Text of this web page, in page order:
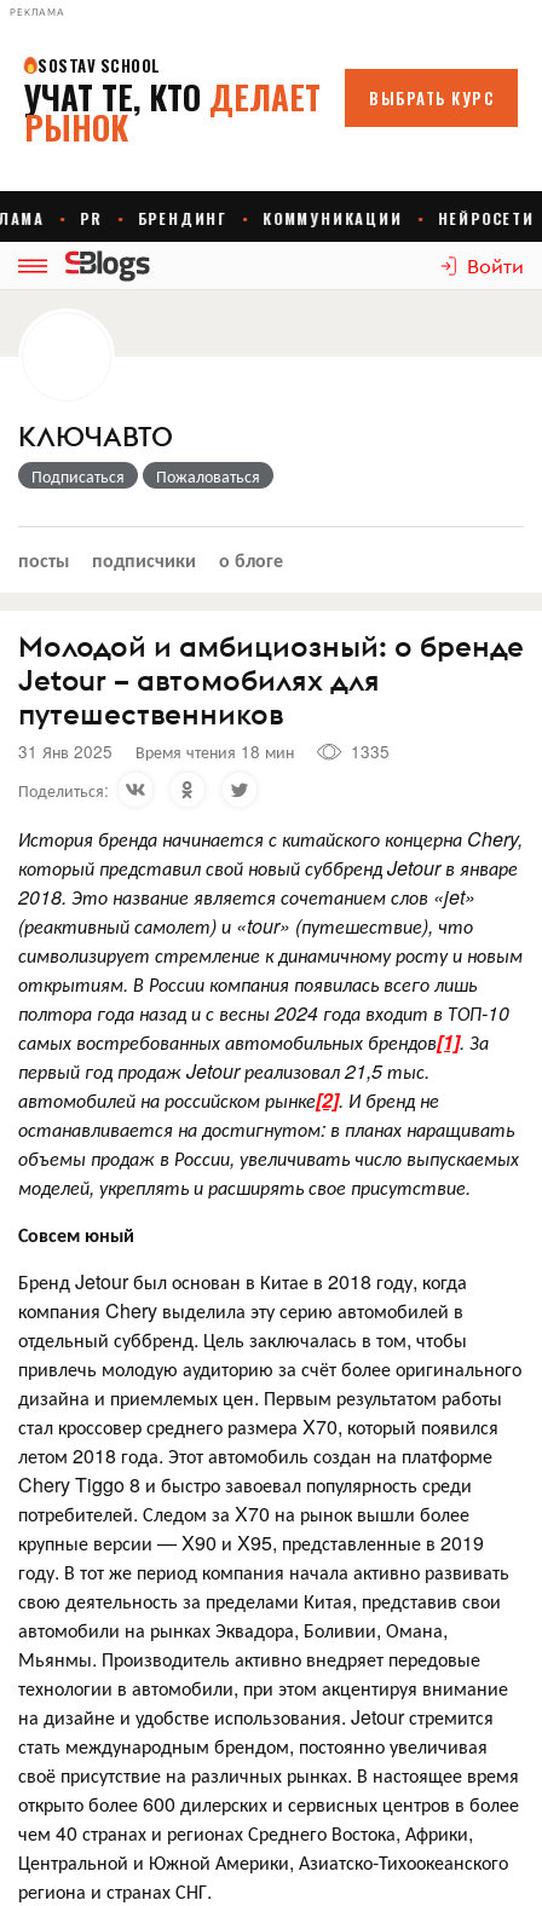
РЕКЛАМА
Войти
КЛЮЧАВТО
Подписаться Пожаловаться
посты подписчики о блоге
Молодой и амбициозный: о бренде
Jetour – автомобилях для
путешественников
31 Янв 2025 Время чтения 18 мин
1335
Поделиться:
История бренда начинается с китайского концерна Chery,
который представил свой новый суббрендJetour в январе
2018. Это название является сочетанием слов «jet»
(реактивный самолет) и «tour» (путешествие), что
символизирует стремление к динамичному росту и новым
открытиям. В России компания появилась всего лишь
полтора года назад и с весны 2024 года входит в ТОП-10
самых востребованных автомобильных брендов[1]. За
первый год продажJetourреализовал 21,5 тыс.
автомобилей на российском рынке[2]. И бренд не
останавливается на достигнутом: в планах наращивать
объемы продаж в России, увеличивать число выпускаемых
моделей, укреплять и расширять свое присутствие.
Совсем юный
Бренд Jetour был основан в Китае в 2018 году, когда
компания Chery выделила эту серию автомобилей в
отдельный суббренд. Цель заключалась в том, чтобы
привлечь молодую аудиторию за счёт более оригинального
дизайна и приемлемых цен. Первым результатом работы
стал кроссовер среднего размера X70, который появился
летом 2018 года. Этот автомобиль создан на платформе
Chery Tiggo 8 и быстро завоевал популярность среди
потребителей. Следом за X70 на рынок вышли более
крупные версии — X90 и X95, представленные в 2019
году. В тот же период компания начала активно развивать
свою деятельность за пределами Китая, представив свои
автомобили на рынках Эквадора, Боливии, Омана,
Мьянмы. Производитель активно внедряет передовые
технологии в автомобили, при этом акцентируя внимание
на дизайне и удобстве использования. Jetour стремится
стать международным брендом, постоянно увеличивая
своё присутствие на различных рынках. В настоящее время
открыто более 600 дилерских и сервисных центров в более
чем 40 странах и регионах Среднего Востока, Африки,
Центральной и Южной Америки, Азиатско-Тихоокеанского
региона и странах СНГ.